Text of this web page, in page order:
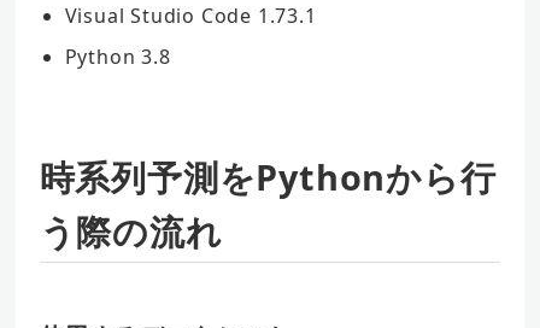
Visual Studio Code 1.73.1
Python 3.8
時系列予測をPythonから行
う際の流れ